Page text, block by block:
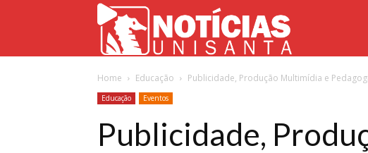
Unisanta
Home Educação Publicidade, Produção Multimídia e
Educação Eventos
Publicidade,